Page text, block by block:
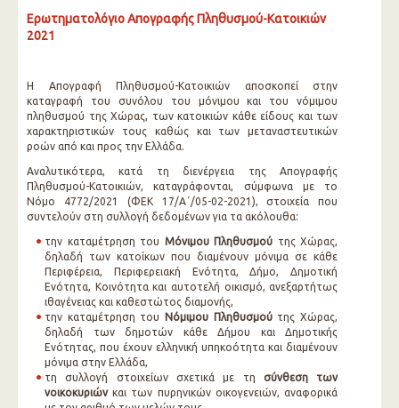
Ερωτηματολόγιο Απογραφής Πληθυσμού-Κατοικιών
2021
Η Απογραφή Πληθυσμού-Κατοικιών αποσκοπεί στην
καταγραφή του συνόλου του μόνιμου και του νόμιμου
πληθυσμού της Χώρας, των κατοικιών κάθε είδους και των
χαρακτηριστικών τους καθώς και των μεταναστευτικών
ροών από και προς την Ελλάδα.
Αναλυτικότερα, κατά τη διενέργεια της Απογραφής
Πληθυσμού-Κατοικιών, καταγράφονται, σύμφωνα με το
Νόμο 4772/2021 (ΦΕΚ 17/Α΄/05-02-2021), στοιχεία που
συντελούν στη συλλογή δεδομένων για τα ακόλουθα:
την καταμέτρηση του Μόνιμου Πληθυσμού της Χώρας,
δηλαδή των κατοίκων που διαμένουν μόνιμα σε κάθε
Περιφέρεια, Περιφερειακή Ενότητα, Δήμο, Δημοτική
Ενότητα, Κοινότητα και αυτοτελή οικισμό, ανεξαρτήτως
ιθαγένειας και καθεστώτος διαμονής,
την καταμέτρηση του
Νόμιμου Πληθυσμούτης Χώρας,
δηλαδή των δημοτών κάθε Δήμου και Δημοτικής
Ενότητας, που έχουν ελληνική υπηκοότητα και διαμένουν
μόνιμα στην Ελλάδα,
τη συλλογή στοιχείων σχετικά με τη σύνθεση των
νοικοκυριώνκαι των πυρηνικών οικογενειών, αναφορικά